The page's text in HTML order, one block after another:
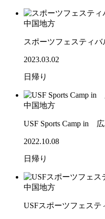
中国地方
スポーツフェスティ
2023.03.02
日帰り
中国地方
USF Sports Camp in
2022.10.08
日帰り
中国地方
USFスポーツフェステ